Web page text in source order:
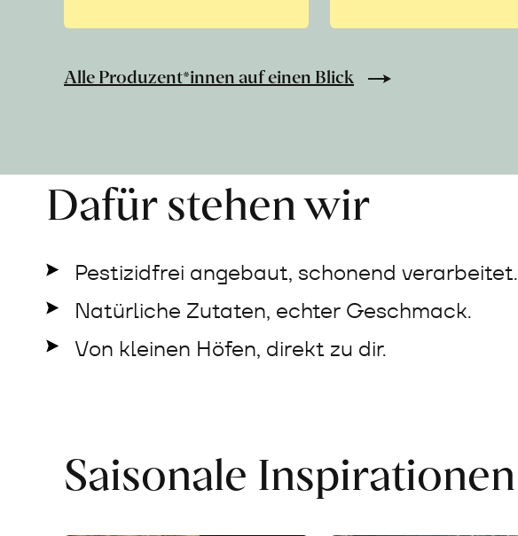
Alle Produzent*innen auf einen Blick
Dafür stehen wir
Pestizidfrei angebaut, schonend verarbeitet.
Natürliche Zutaten, echter Geschmack.
Von kleinen Höfen, direkt zu dir.
Saisonale Inspirationen